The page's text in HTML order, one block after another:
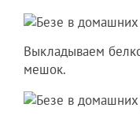
Выкладываем
мешок.